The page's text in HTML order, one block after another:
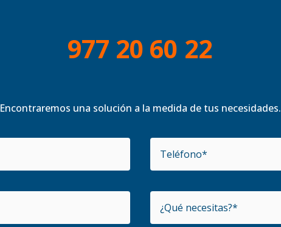
977 20 60 22
Encontraremos una solución a la medida de tus necesidades.